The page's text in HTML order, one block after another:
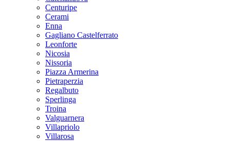
Centuripe
Cerami
Enna
Gagliano Castelferrato
Leonforte
Nicosia
Nissoria
Piazza Armerina
Pietraperzia
Regalbuto
Sperlinga
Troina
Valguarnera
Villapriolo
Villarosa